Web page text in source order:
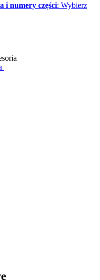
i numery części: Wybierz